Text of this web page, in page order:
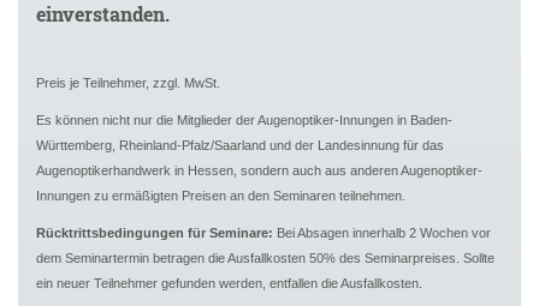
einverstanden.
Preis je Teilnehmer, zzgl. MwSt.
Es können nicht nur die Mitglieder der Augenoptiker-Innungen in Baden-
Württemberg, Rheinland-Pfalz/Saarland und der Landesinnung für das
Augenoptikerhandwerk in Hessen, sondern auch aus anderen Augenoptiker-
Innungen zu ermäßigten Preisen an den Seminaren teilnehmen.
Rücktrittsbedingungen für Seminare: Bei Absagen innerhalb 2 Wochen vor
dem Seminartermin betragen die Ausfallkosten 50% des Seminarpreises. Sollte
ein neuer Teilnehmer gefunden werden, entfallen die Ausfallkosten.